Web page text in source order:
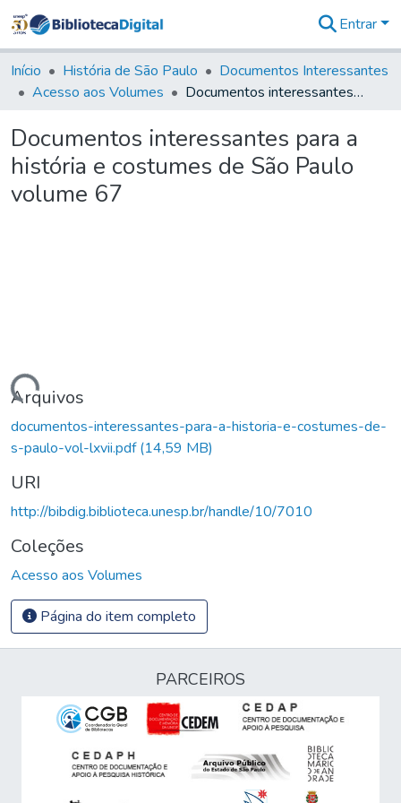
&
Coleções
Tudo na
Digital
Estatísticas
Entrar
Início História de São Paulo
Documentos Interessantes
Acesso aos Volumes
Documentos interessantes para a história e costumes de São Paulo volume 67
Documentos interessantes para a
história e costumes de São Paulo
volume 67
Carregando...
Arquivos
documentos-interessantes-para-a-historia-e-costumes-de-
s-paulo-vol-lxvii.pdf(14,59 MB)
URI
http://bibdig.biblioteca.unesp.br/handle/10/7010
Coleções
Acesso aos Volumes
Página do item completo
PARCEIROS